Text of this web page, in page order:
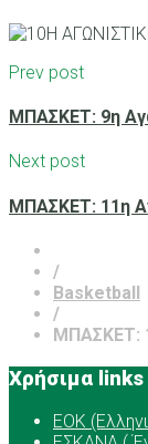
Prev post
ΜΠΑΣΚΕΤ: 9η
Next post
ΜΠΑΣΚΕΤ: 11η
/
Basketball
/
ΜΠΑΣΚΕΤ:
Χρήσιμα links
ΕOK